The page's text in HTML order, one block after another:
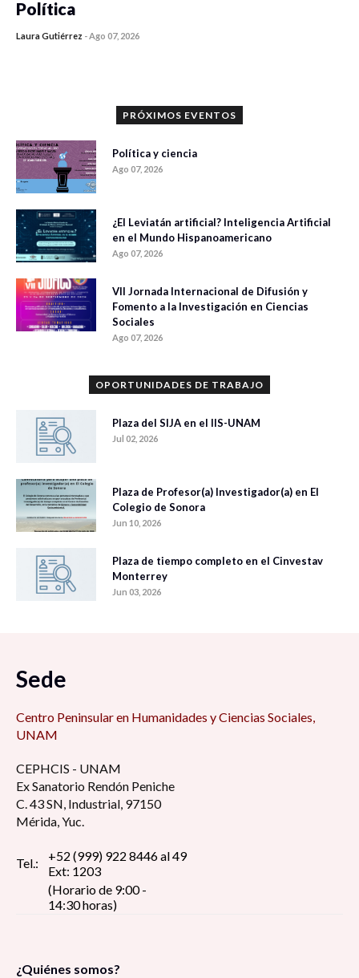
Política
Laura Gutiérrez -Ago 07, 2026
PRÓXIMOS EVENTOS
Política y ciencia
Ago 07, 2026
¿El Leviatán artificial? Inteligencia Artificial
en el Mundo Hispanoamericano
Ago 07, 2026
VII Jornada Internacional de Difusión y
Fomento a la Investigación en Ciencias
Sociales
Ago 07, 2026
OPORTUNIDADES DE TRABAJO
Plaza del SIJA en el IIS-UNAM
Jul 02, 2026
Plaza de Profesor(a) Investigador(a) en El
Colegio de Sonora
Jun 10, 2026
Plaza de tiempo completo en el Cinvestav
Monterrey
Jun 03, 2026
Sede
Centro Peninsular en Humanidades y Ciencias Sociales,
UNAM
CEPHCIS - UNAM
Ex Sanatorio Rendón Peniche
C. 43 SN, Industrial, 97150
Mérida, Yuc.
Tel.:
+52 (999) 922 8446 al 49
Ext: 1203
(Horario de 9:00 -
14:30 horas)
¿Quiénes somos?